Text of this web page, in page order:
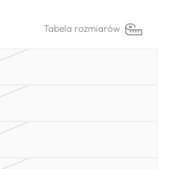
Tabela rozmiarów